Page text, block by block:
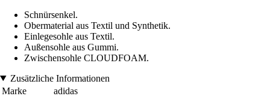
Schnürsenkel.
Obermaterial aus Textil und Synthetik.
Einlegesohle aus Textil.
Außensohle aus Gummi.
Zwischensohle CLOUDFOAM.
Zusätzliche Informationen
Marke
adidas